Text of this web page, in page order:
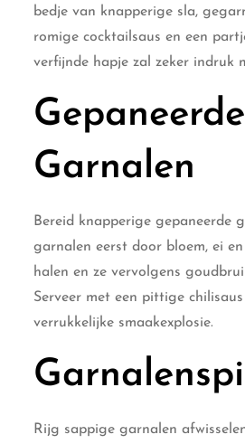
bedje van knapperige sla,
romige cocktailsaus en een
verfijnde hapje zal zeker indruk
Gepaneerde
Garnalen
Bereid knapperige gepaneerde
garnalen eerst door bloem, ei
halen en ze vervolgens
Serveer met een pittige
verrukkelijke smaakexplosie.
Rijg sappige garnalen